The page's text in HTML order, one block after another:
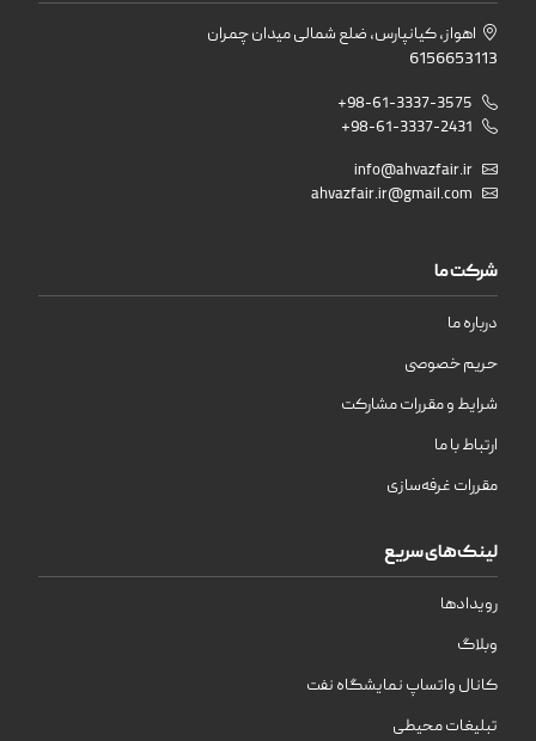
اهواز، کیانپارس، ضلع شمالی میدان چمران
6156653113
+98-61-3337-3575
+98-61-3337-2431
info@ahvazfair.ir
ahvazfair.ir@gmail.com
شرکت ما
درباره ما
حریم خصوصی
شرایط و مقررات مشارکت
ارتباط با ما
مقررات غرفه‌سازی
لینک‌های سریع
رویدادها
وبلاگ
کانال واتساپ نمایشگاه نفت
تبلیغات محیطی